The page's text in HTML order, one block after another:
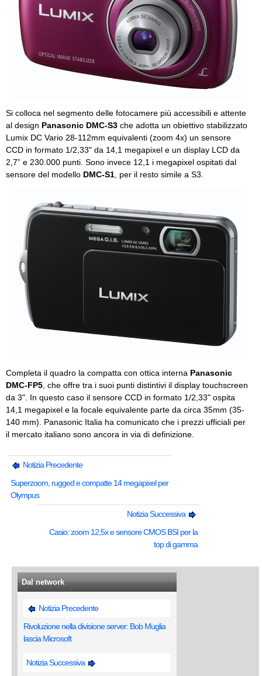
Si colloca nel segmento delle fotocamere più accessibili e attente
al design Panasonic DMC-S3 che adotta un obiettivo stabilizzato
Lumix DC Vario 28-112mm equivalenti (zoom 4x) un sensore
CCD in formato 1/2,33" da 14,1 megapixel e un display LCD da
2,7” e 230.000 punti. Sono invece 12,1 i megapixel ospitati dal
sensore del modello DMC-S1 , per il resto simile a S3.
Completa il quadro la compatta con ottica interna Panasonic
DMC-FP5 , che offre tra i suoi punti distintivi il display touchscreen
da 3". In questo caso il sensore CCD in formato 1/2,33" ospita
14,1 megapixel e la focale equivalente parte da circa 35mm (35-
140 mm). Panasonic Italia ha comunicato che i prezzi ufficiali per
il mercato italiano sono ancora in via di definizione.
Notizia Precedente
Superzoom, rugged e compatte 14 megapixel per
Olympus
Notizia Successiva
Casio: zoom 12,5x e sensore CMOS BSI per la
top di gamma
Dal network
Notizia Precedente
Rivoluzione nella divisione server: Bob Muglia
lascia Microsoft
Notizia Successiva